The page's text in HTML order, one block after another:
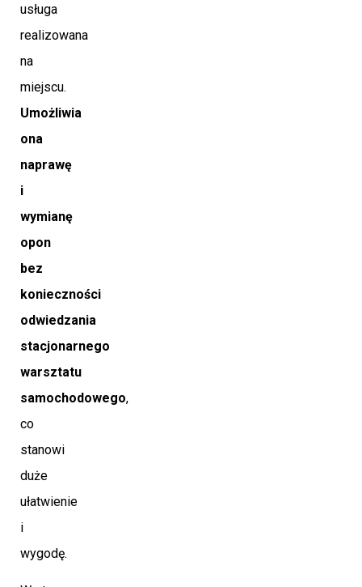
usługa
realizowana
na
miejscu.
Umożliwia
ona
naprawę
i
wymianę
opon
bez
konieczności
odwiedzania
stacjonarnego
warsztatu
samochodowego,
co
stanowi
duże
ułatwienie
i
wygodę.